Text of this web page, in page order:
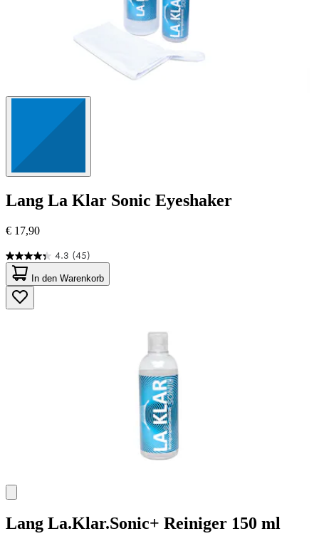
Lang La Klar Sonic Eyeshaker
€ 17,90
4.3 (45)
4.3
von
5
Sternen.
45
In den Warenkorb
Lang La.Klar.Sonic+ Reiniger 150 ml